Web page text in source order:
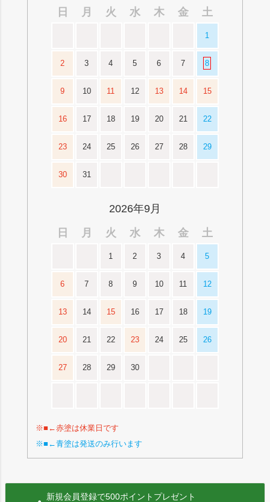
日
月 火 水 木 金 土
1
2 3 4 5 6 7 8
9 10 11 12 13 14 15
16 17 18 19 20 21 22
23 24 25 26 27 28 29
30 31
2026年9月
日
月 火 水 木 金 土
1 2 3 4 5
6 7 8 9 10 11 12
13 14 15 16 17 18 19
20 21 22 23 24 25 26
27 28 29 30
※■←赤塗は休業日です
※■←青塗は発送のみ行います
新規会員登録で500ポイントプレゼント